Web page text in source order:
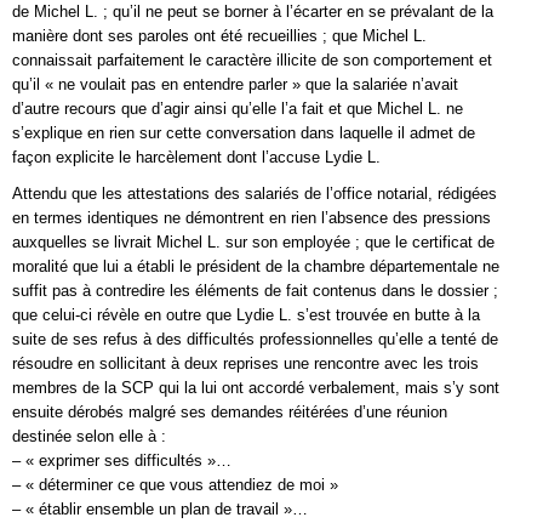
de Michel L. ; qu’il ne peut se borner à l’écarter en se prévalant de la
manière dont ses paroles ont été recueillies ; que Michel L.
connaissait parfaitement le caractère illicite de son comportement et
qu’il « ne voulait pas en entendre parler » que la salariée n’avait
d’autre recours que d’agir ainsi qu’elle l’a fait et que Michel L. ne
s’explique en rien sur cette conversation dans laquelle il admet de
façon explicite le harcèlement dont l’accuse Lydie L.
Attendu que les attestations des salariés de l’office notarial, rédigées
en termes identiques ne démontrent en rien l’absence des pressions
auxquelles se livrait Michel L. sur son employée ; que le certificat de
moralité que lui a établi le président de la chambre départementale ne
suffit pas à contredire les éléments de fait contenus dans le dossier ;
que celui-ci révèle en outre que Lydie L. s’est trouvée en butte à la
suite de ses refus à des difficultés professionnelles qu’elle a tenté de
résoudre en sollicitant à deux reprises une rencontre avec les trois
membres de la SCP qui la lui ont accordé verbalement, mais s’y sont
ensuite dérobés malgré ses demandes réitérées d’une réunion
destinée selon elle à :
– « exprimer ses difficultés »…
– « déterminer ce que vous attendiez de moi »
– « établir ensemble un plan de travail »…